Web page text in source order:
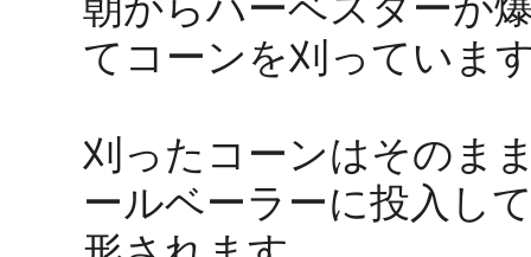
てコーンを刈っていま
刈ったコーンはそのま
ールベーラーに投入し